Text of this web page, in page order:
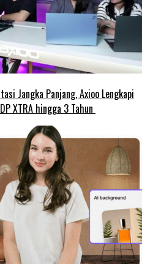
Jangka Panjang, Axioo Lengkapi
XTRA hingga 3 Tahun